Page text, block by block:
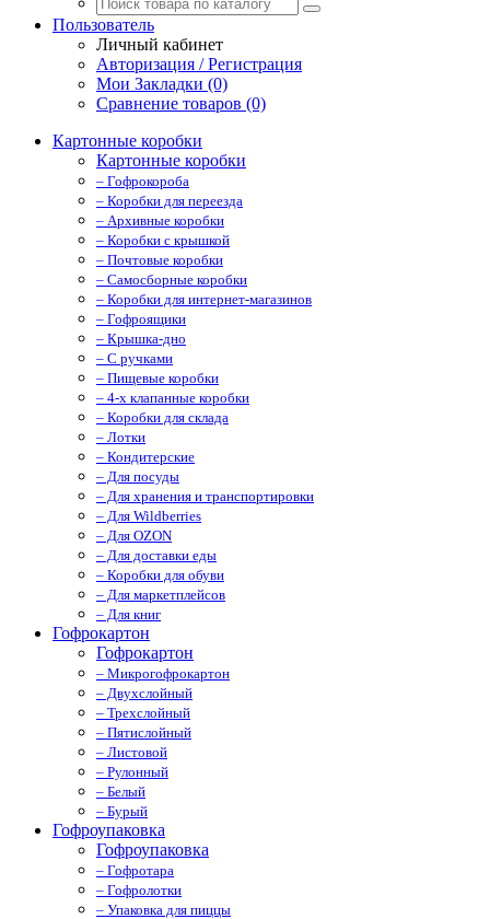
Пользователь
Личный кабинет
Авторизация / Регистрация
Мои Закладки (0)
Сравнение товаров (0)
Картонные коробки
Картонные коробки
– Гофрокороба
– Коробки для переезда
– Архивные коробки
– Коробки с крышкой
– Почтовые коробки
– Самосборные коробки
– Коробки для интернет-магазинов
– Гофроящики
– Крышка-дно
– С ручками
– Пищевые коробки
– 4-х клапанные коробки
– Коробки для склада
– Лотки
– Кондитерские
– Для посуды
– Для хранения и транспортировки
– Для Wildberries
– Для OZON
– Для доставки еды
– Коробки для обуви
– Для маркетплейсов
– Для книг
Гофрокартон
Гофрокартон
– Микрогофрокартон
– Двухслойный
– Трехслойный
– Пятислойный
– Листовой
– Рулонный
– Белый
– Бурый
Гофроупаковка
Гофроупаковка
– Гофротара
– Гофролотки
– Упаковка для пиццы